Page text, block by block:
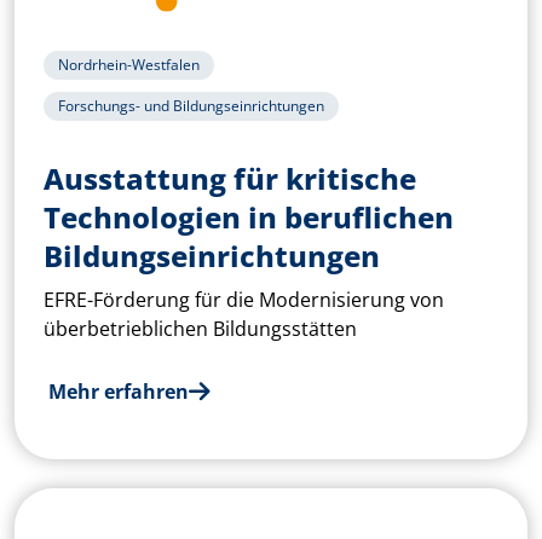
Nordrhein-Westfalen
Forschungs- und Bildungseinrichtungen
Ausstattung für kritische
Technologien in beruflichen
Bildungseinrichtungen­
EFRE-Förderung für die Modernisierung von
überbetrieblichen Bildungsstätten
Mehr erfahren